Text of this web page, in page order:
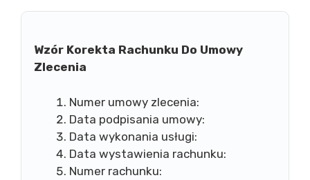
Wzór Korekta Rachunku Do Umowy
Zlecenia
Numer umowy zlecenia:
Data podpisania umowy:
Data wykonania usługi:
Data wystawienia rachunku:
Numer rachunku: